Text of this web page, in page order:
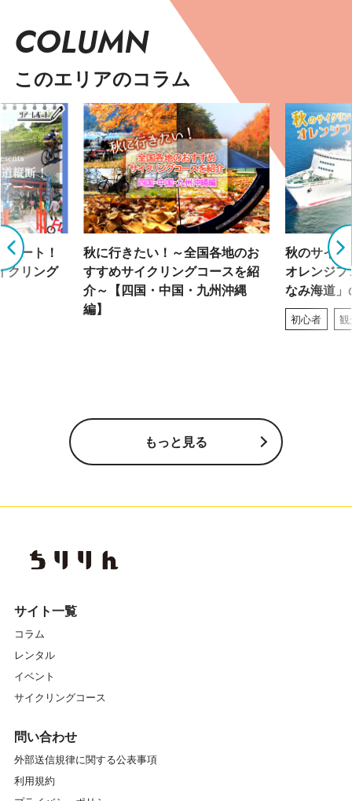
COLUMN
このエリアのコラム
ルート！
クリング
秋に行きたい！～全国各地のお
すすめサイクリングコースを紹
介～【四国・中国・九州沖縄
編】
秋のサイク
オレンジ
なみ海道」
初心者 観
もっと見る
サイト一覧
コラム
レンタル
イベント
サイクリングコース
問い合わせ
外部送信規律に関する公表事項
利用規約